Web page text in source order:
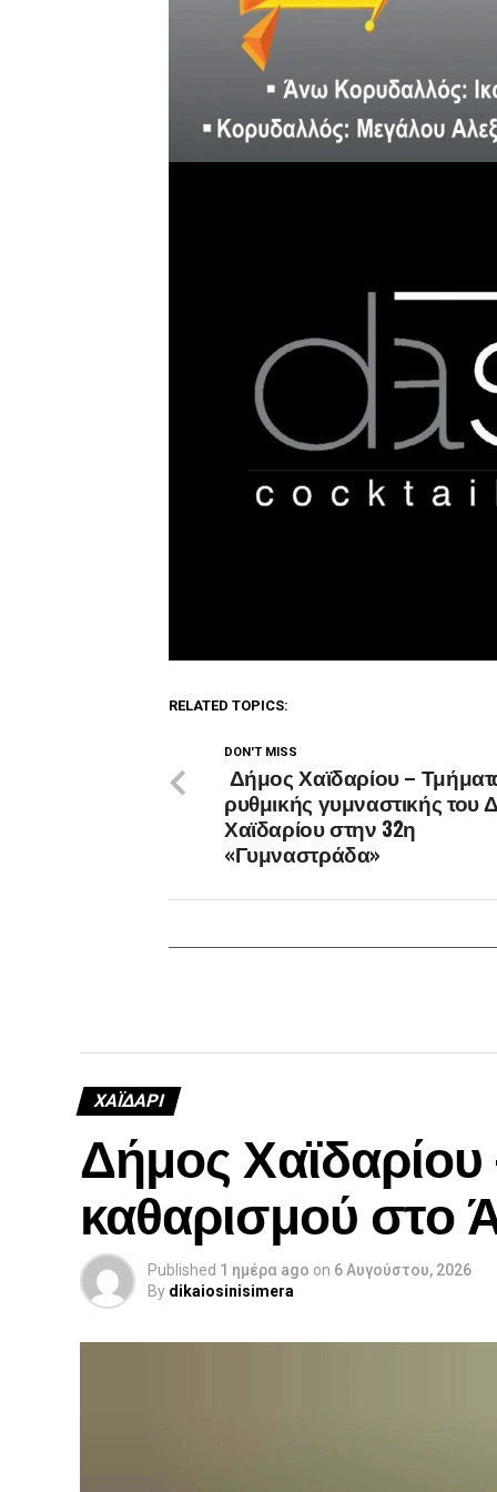
RELATED TOPICS:
DON'T MISS
Δήμος Χαϊδαρίου –
ρυθμικής γυμναστικής του
Χαϊδαρίου στην 32η
«Γυμναστράδα»
ΧΑΪΔΑΡΙ
Δήμος
καθαρισμού στο
Published 1 ημέρα ago on 6 Αυγούστου, 2026
By dikaiosinisimera